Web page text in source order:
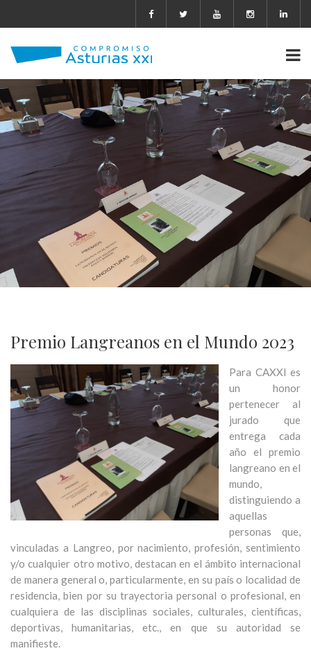
Premio Langreanos en el Mundo 2023
Para CAXXI es
un honor
pertenecer al
jurado que
entrega cada
año el premio
langreano en el
mundo,
distinguiendo a
aquellas
personas que,
vinculadas a Langreo, por nacimiento, profesión, sentimiento
y/o cualquier otro motivo, destacan en el ámbito internacional
de manera general o, particularmente, en su país o localidad de
residencia, bien por su trayectoria personal o profesional, en
cualquiera de las disciplinas sociales, culturales, científicas,
deportivas, humanitarias, etc., en que su autoridad se
manifieste.